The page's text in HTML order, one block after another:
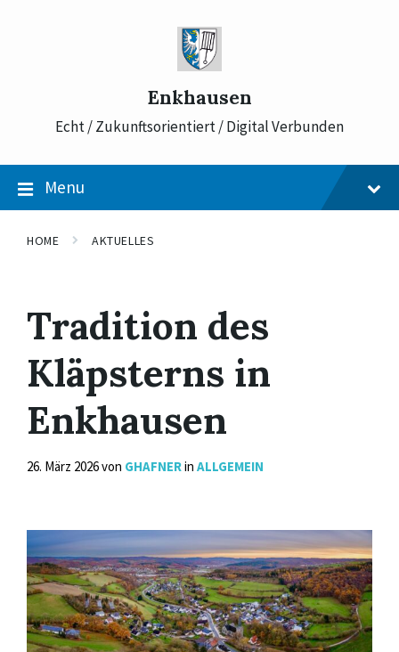
Enkhausen
Echt / Zukunftsorientiert / Digital Verbunden
Menu
HOME AKTUELLES
Tradition des
Kläpsterns in
Enkhausen
26. März 2026von GHAFNERin ALLGEMEIN